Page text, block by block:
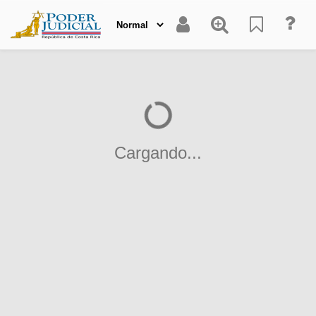
Cargando...